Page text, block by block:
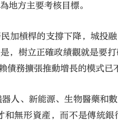
地方主要考核目標。
加槓桿的支撐下降，城投
，樹立正確政績觀就是要
務擴張推動增長的模式已
人、新能源、生物醫藥和
無形資產，而不是傳統